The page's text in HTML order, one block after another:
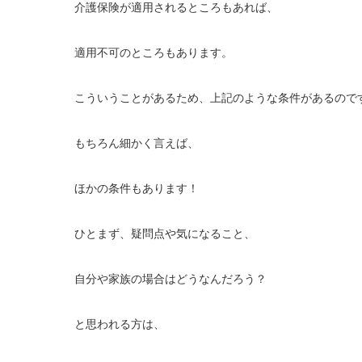
介護保険が適用されるところもあれば、
適用不可のところもあります。
こういうことがあるため、上記のような条件があるので
もちろん細かく言えば、
ほかの条件もあります！
ひとまず、疑問点や気になること、
自分や家族の場合はどうなんだろう？
と思われる方は、